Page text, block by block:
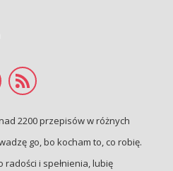
2200 przepisów w różnych
go, bo kocham to, co robię.
i spełnienia, lubię